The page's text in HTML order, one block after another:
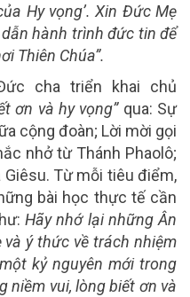
Hy vọng’. Xin Đức Mẹ
hành trình đức tin để
Thiên Chúa”.
cha triển khai chủ
ơn và hy vọng”qua: Sự
cộng đoàn; Lời mời gọi
nhở từ Thánh Phaolô;
Giêsu. Từ mỗi tiêu điểm,
bài học thực tế cần
Hãy nhớ lại những Ân
ý thức về trách nhiệm
kỷ nguyên mới trong
niềm vui, lòng biết ơn và